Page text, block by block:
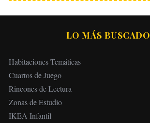
LO MÁS BUSCADO
Habitaciones Temáticas
Cuartos de Juego
Rincones de Lectura
Zonas de Estudio
IKEA Infantil